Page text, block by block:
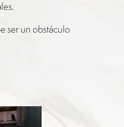
ser un obstáculo